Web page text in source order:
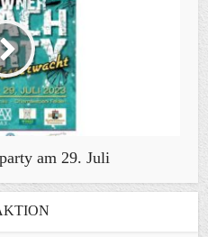
am 29. Juli